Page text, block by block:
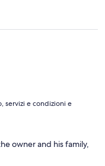
servizi e condizioni e
owner and his family,